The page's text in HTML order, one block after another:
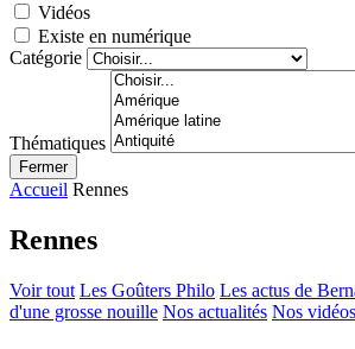
Vidéos
Existe en numérique
Catégorie
Thématiques
Fermer
Accueil Rennes
Rennes
Voir tout Les Goûters Philo Les actus de
d'une grosse nouille Nos actualités Nos vidéos